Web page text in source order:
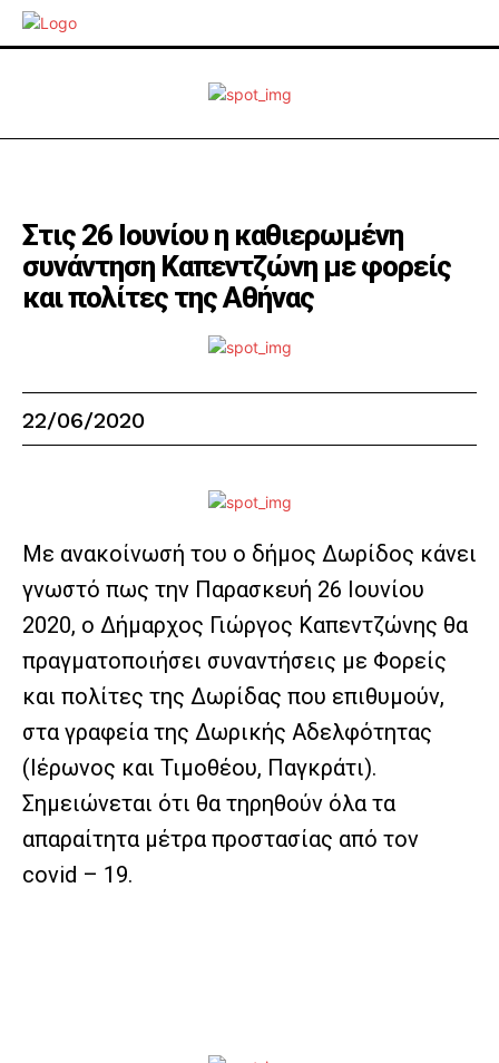
Στις 26 Ιουνίου η καθιερωμένη
συνάντηση Καπεντζώνη με φορείς
και πολίτες της Αθήνας
22/06/2020
Με ανακοίνωσή του ο δήμος Δωρίδος κάνει
γνωστό πως την Παρασκευή 26 Ιουνίου
2020, ο Δήμαρχος Γιώργος Καπεντζώνης θα
πραγματοποιήσει συναντήσεις με Φορείς
και πολίτες της Δωρίδας που επιθυμούν,
στα γραφεία της Δωρικής Αδελφότητας
(Ιέρωνος και Τιμοθέου, Παγκράτι).
Σημειώνεται ότι θα τηρηθούν όλα τα
απαραίτητα μέτρα προστασίας από τον
covid – 19.